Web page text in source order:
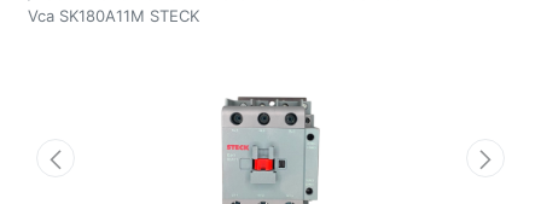
Vca SK180A11M STECK